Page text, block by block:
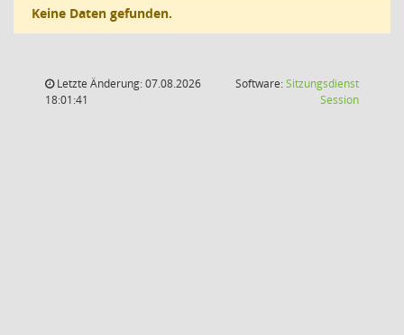
Keine Daten gefunden.
Letzte Änderung: 07.08.2026
18:01:41
Software:Sitzungsdienst
Session(Wird in